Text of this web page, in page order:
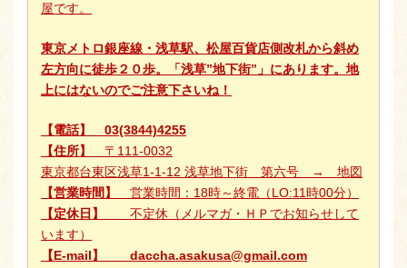
屋です。
東京メトロ銀座線・浅草駅、松屋百貨店側改札から斜め
左方向に徒歩２０歩。
「浅草”地下街”」にあります。地
上にはないのでご注意下さいね！
【電話】 03(3844)4255
【住所】 〒111-0032
東京都台東区浅草1-1-12 浅草地下街 第六号 → 地図
【営業時間】 営業時間：18時～終電（LO:11時00分）
【定休日】 不定休（ メルマガ・ＨＰ でお知らせして
います）
【E-mail】 daccha.asakusa@gmail.com